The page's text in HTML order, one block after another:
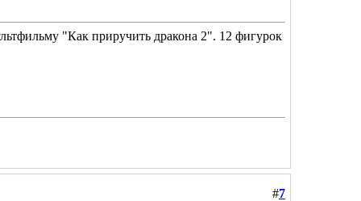
"Как приручить дракона 2". 12 фигурок
#7